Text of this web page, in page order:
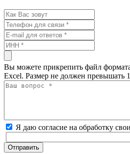
Вы можете прикрепить файл
Excel. Размер не должен превышать
Я даю согласие на обработку